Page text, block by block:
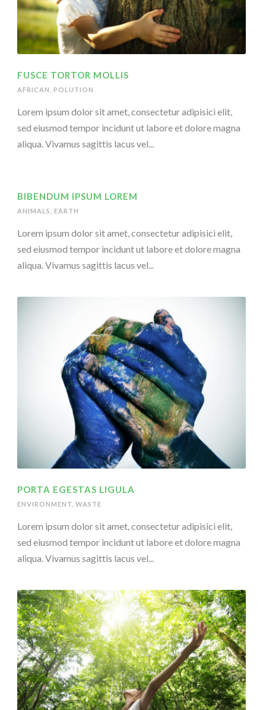
FUSCE TORTOR MOLLIS
AFRICAN POLUTION
Lorem ipsum dolor sit amet, consectetur adipisici elit,
sed eiusmod tempor incidunt ut labore et dolore magna
aliqua. Vivamus sagittis lacus vel...
BIBENDUM IPSUM LOREM
ANIMALS EARTH
Lorem ipsum dolor sit amet, consectetur adipisici elit,
sed eiusmod tempor incidunt ut labore et dolore magna
aliqua. Vivamus sagittis lacus vel...
PORTA EGESTAS LIGULA
ENVIRONMENT WASTE
Lorem ipsum dolor sit amet, consectetur adipisici elit,
sed eiusmod tempor incidunt ut labore et dolore magna
aliqua. Vivamus sagittis lacus vel...